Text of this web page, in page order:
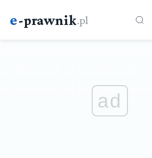
e-prawnik.pl
ad